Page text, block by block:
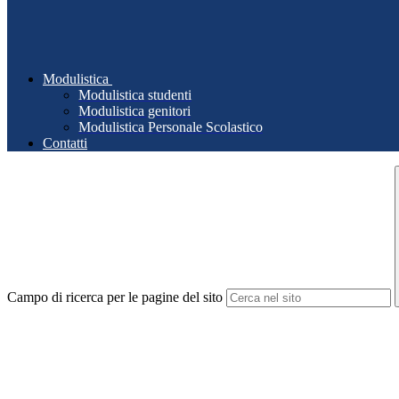
Modulistica
Modulistica studenti
Modulistica genitori
Modulistica Personale Scolastico
Contatti
Campo di ricerca per le pagine del sito